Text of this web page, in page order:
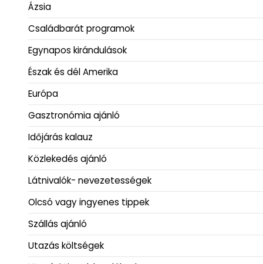
Ázsia
Családbarát programok
Egynapos kirándulások
Észak és dél Amerika
Európa
Gasztronómia ajánló
Időjárás kalauz
Közlekedés ajánló
Látnivalók- nevezetességek
Olcsó vagy ingyenes tippek
Szállás ajánló
Utazás költségek